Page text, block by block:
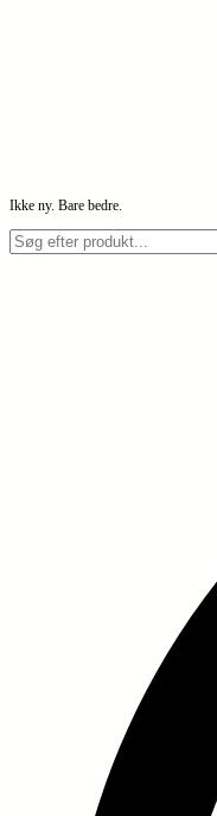
Ikke ny. Bare bedre.